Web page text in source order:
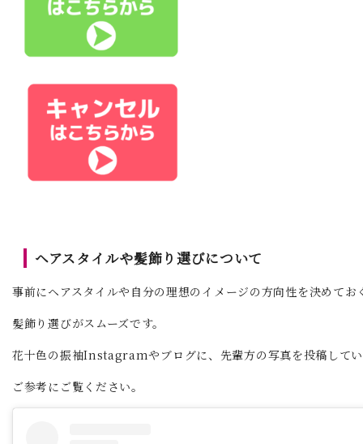
ヘアスタイルや髪飾り選びについて
事前にヘアスタイルや自分の理想のイメージの方向性を決めてお
髪飾り選びがスムーズです。
花十色の振袖Instagramやブログに、先輩方の写真を投稿して
ご参考にご覧ください。